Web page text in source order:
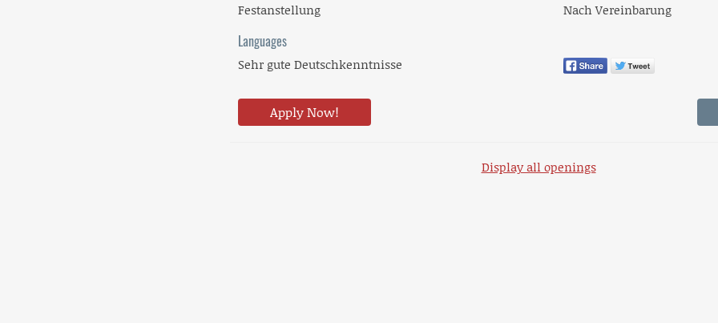
Festanstellung Nach Vereinbarung
Languages
Sehr gute Deutschkenntnisse
Apply Now!
Display all openings